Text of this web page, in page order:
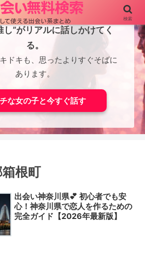
し”がリアルに話しかけてく
る。
ドキも、思ったよりすぐそばに
あります。
な女の子と今すぐ話す
根町
出会い神奈川県💕 初心者でも安
心！神奈川県で恋人を作るための
完全ガイド【2026年最新版】
検索